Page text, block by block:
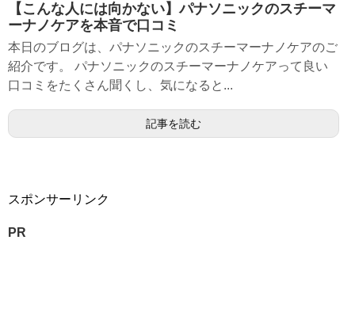
【こんな人には向かない】パナソニックのスチーマ
ーナノケアを本音で口コミ
本日のブログは、パナソニックのスチーマーナノケアのご
紹介です。 パナソニックのスチーマーナノケアって良い
口コミをたくさん聞くし、気になると...
記事を読む
スポンサーリンク
PR